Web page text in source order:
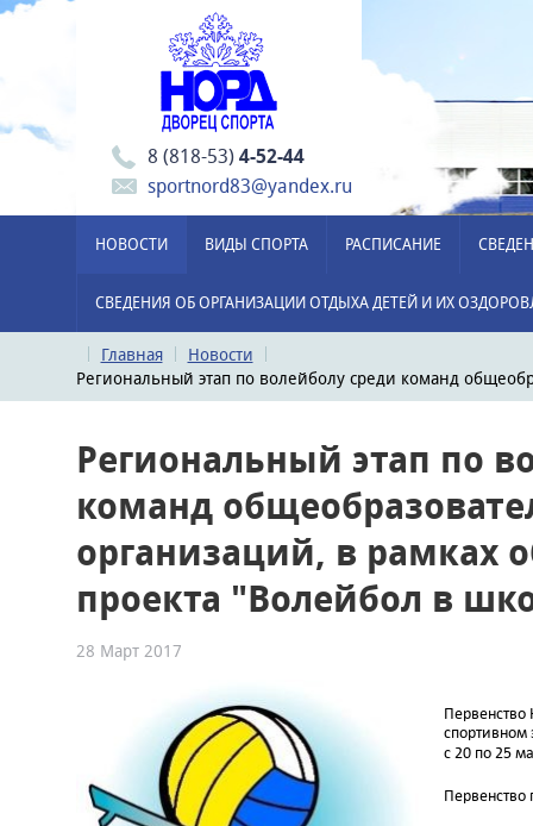
8 (818-53)4-52-44
sportnord83@yandex.ru
НОВОСТИ ВИДЫ СПОРТА РАСПИСАНИЕ
СВЕДЕНИЯ ОБ ОРГАНИЗАЦИИ ОТДЫХА ДЕТЕЙ И ИХ
Главная
Новости
Региональный этап по волейболу среди команд
Региональный этап по
команд
организаций, в рамках
проекта "Волейбол в
28 Март 2017
с 20 по 25
Первенство